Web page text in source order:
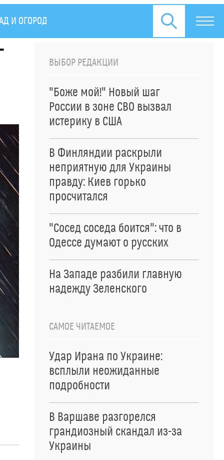
И ОГОРОД СПЕЦОПЕРАЦИЯ НА УКРАИНЕ
ВЫБОР РЕДАКЦИИ
"Боже мой!" Новый шаг
России в зоне СВО вызвал
истерику в США
В Финляндии раскрыли
неприятную для Украины
правду: Киев горько
просчитался
"Сосед соседа боится": что в
Одессе думают о русских
На Западе разбили главную
надежду Зеленского
САМОЕ ЧИТАЕМОЕ
Удар Ирана по Украине:
всплыли неожиданные
подробности
В Варшаве разгорелся
грандиозный скандал из-за
Украины